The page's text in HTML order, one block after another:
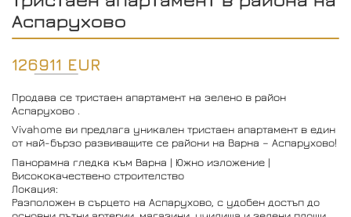
Аспарухово
126911 EUR
Продава се тристаен апартамент на зелено в район
Аспарухово .
Vivahome ви предлага уникален тристаен апартамент в един
от най-бързо развиващите се райони на Варна – Аспарухово!
Панорамна гледка към Варна | Южно изложение |
Висококачествено строителство
Локация:
Разположен в сърцето на Аспарухово, с удобен достъп до